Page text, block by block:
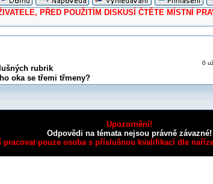
PŘED POUŽITÍM DISKUSÍ ČTĚTE MÍSTNÍ
rubrik
oka se třemi třmeny?
0
Upozornění!
Odpovědi na témata nejsou právně závazné!
pracovat pouze osoba s příslušnou kvalifikací dle